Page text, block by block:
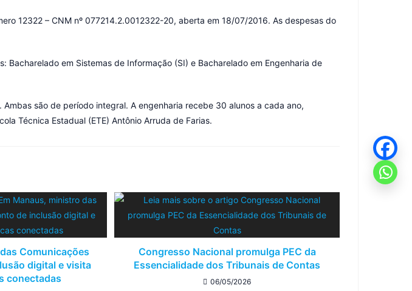
12322 – CNM nº 077214.2.0012322-20, aberta em 18/07/2016. As despesas do
em Sistemas de Informação (SI) e Bacharelado em Engenharia de
são de período integral. A engenharia recebe 30 alunos a cada ano,
Técnica Estadual (ETE) Antônio Arruda de Farias.
Comunicações
digital e visita
conectadas
Congresso Nacional promulga PEC da
Essencialidade dos Tribunais de Contas
06/05/2026